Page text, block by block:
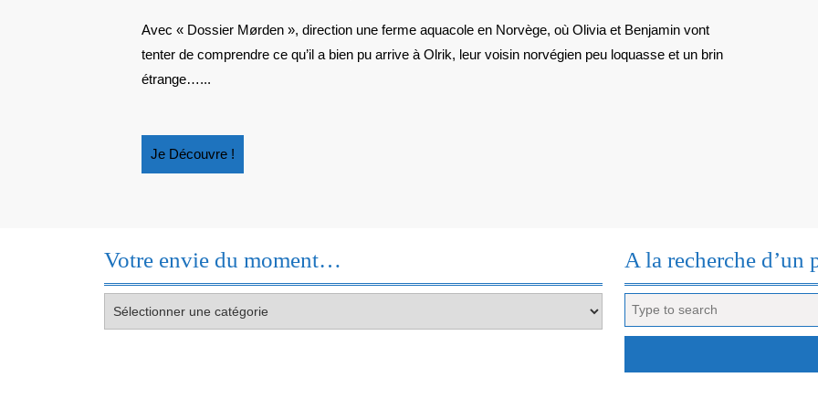
DOSSIER
MØRDEN
Avec « Dossier Mørden », direction une ferme aquacole en Norvège, où Olivia et Benjamin vont
tenter de comprendre ce qu’il a bien pu arrive à Olrik, leur voisin norvégien peu loquasse et un brin
étrange…...
Je Découvre !
Découvre
Votre envie du moment…
envie
A la recherche d’un
for: